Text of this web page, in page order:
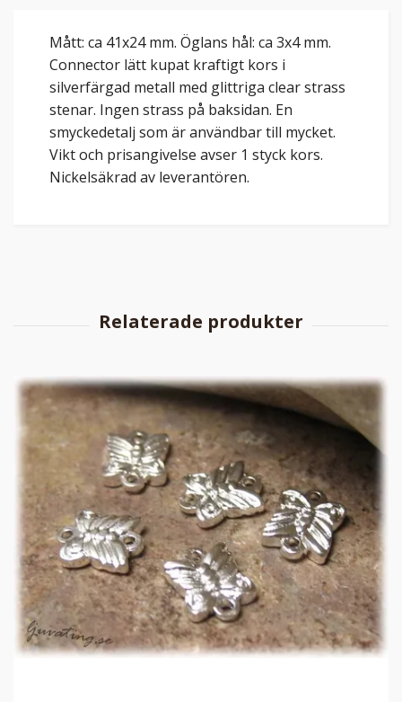
Mått: ca 41x24 mm. Öglans hål: ca 3x4 mm.
Connector lätt kupat kraftigt kors i
silverfärgad metall med glittriga clear strass
stenar. Ingen strass på baksidan. En
smyckedetalj som är användbar till mycket.
Vikt och prisangivelse avser 1 styck kors.
Nickelsäkrad av leverantören.